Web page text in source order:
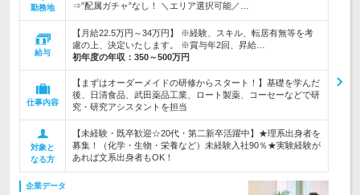
勤務地
⇒”配属ガチャ”なし！ ＼エリア選択可能／…
給与
【月給22.5万円～34万円】 ※経験、スキル、転居有無等を考
慮の上、決定いたします。 ※賞与年2回、昇給…
初年度の年収： 350～500万円
仕事内容
【まずはオーダーメイドの研修からスタート！】基礎を学んだ
後、日清食品、武田薬品工業、ロート製薬、コーセーなどで研
究・研究アシスタントを担当
対象と
なる方
【未経験・既卒歓迎☆20代・第二新卒活躍中】★理系出身者を
募集！（化学・生物・栄養など）未経験入社90％★実験経験が
あれば文系出身者もOK！
企業データ